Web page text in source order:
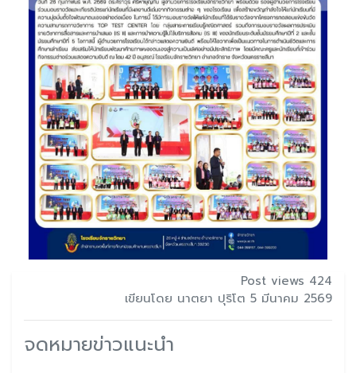
Post views 424
เขียนโดย นาตยา ปุริโต 5 มีนาคม 2569
จดหมายข่าวแนะนำ